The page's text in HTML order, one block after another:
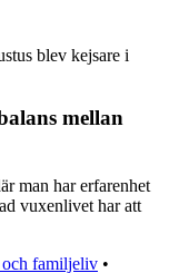
blev kejsare i
mellan
man har erfarenhet
vuxenlivet har att
och familjeliv •